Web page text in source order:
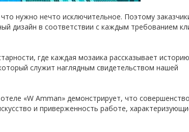
нужно нечто исключительное. Поэтому
дизайн в соответствии с каждым требованием
где каждая мозаика рассказывает историю
служит наглядным свидетельством нашей
«W Amman» демонстрирует, что совершенство
и приверженность работе,